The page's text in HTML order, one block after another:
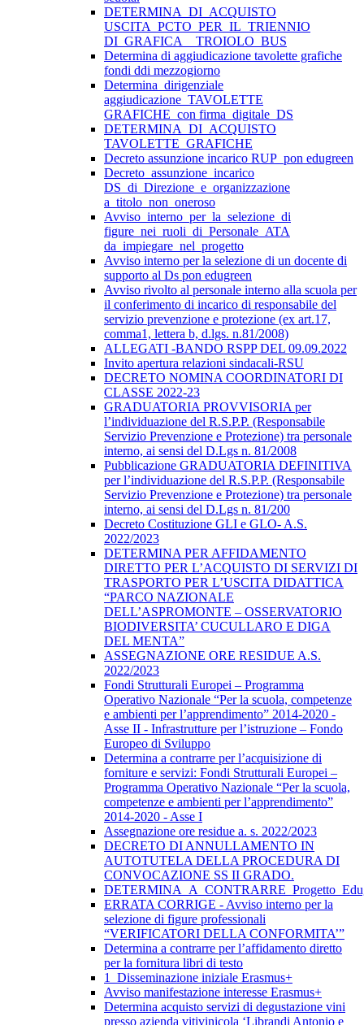
DETERMINA_DI_ACQUISTO
USCITA_PCTO_PER_IL_TRIENNIO
DI_GRAFICA__TROIOLO_BUS
Determina di aggiudicazione tavolette grafiche
fondi ddi mezzogiorno
Determina_dirigenziale
aggiudicazione_TAVOLETTE
GRAFICHE_con firma_digitale_DS
DETERMINA_DI_ACQUISTO
TAVOLETTE_GRAFICHE
Decreto assunzione incarico RUP_pon edugreen
Decreto_assunzione_incarico
DS_di_Direzione_e_organizzazione
a_titolo_non_oneroso
Avviso_interno_per_la_selezione_di
figure_nei_ruoli_di_Personale_ATA
da_impiegare_nel_progetto
Avviso interno per la selezione di un docente di
supporto al Ds pon edugreen
Avviso rivolto al personale interno alla scuola per
il conferimento di incarico di responsabile del
servizio prevenzione e protezione (ex art.17,
comma1, lettera b, d.lgs. n.81/2008)
ALLEGATI -BANDO RSPP DEL 09.09.2022
Invito apertura relazioni sindacali-RSU
DECRETO NOMINA COORDINATORI DI
CLASSE 2022-23
GRADUATORIA PROVVISORIA per
l’individuazione del R.S.P.P. (Responsabile
Servizio Prevenzione e Protezione) tra personale
interno, ai sensi del D.Lgs n. 81/2008
Pubblicazione GRADUATORIA DEFINITIVA
per l’individuazione del R.S.P.P. (Responsabile
Servizio Prevenzione e Protezione) tra personale
interno, ai sensi del D.Lgs n. 81/200
Decreto Costituzione GLI e GLO- A.S.
2022/2023
DETERMINA PER AFFIDAMENTO
DIRETTO PER L’ACQUISTO DI SERVIZI DI
TRASPORTO PER L’USCITA DIDATTICA
“PARCO NAZIONALE
DELL’ASPROMONTE – OSSERVATORIO
BIODIVERSITA’ CUCULLARO E DIGA
DEL MENTA”
ASSEGNAZIONE ORE RESIDUE A.S.
2022/2023
Fondi Strutturali Europei – Programma
Operativo Nazionale “Per la scuola, competenze
e ambienti per l’apprendimento” 2014-2020 -
Asse II - Infrastrutture per l’istruzione – Fondo
Europeo di Sviluppo
Determina a contrarre per l’acquisizione di
forniture e servizi: Fondi Strutturali Europei –
Programma Operativo Nazionale “Per la scuola,
competenze e ambienti per l’apprendimento”
2014-2020 - Asse I
Assegnazione ore residue a. s. 2022/2023
DECRETO DI ANNULLAMENTO IN
AUTOTUTELA DELLA PROCEDURA DI
CONVOCAZIONE SS II GRADO.
ERRATA CORRIGE - Avviso interno per la
selezione di figure professionali
“VERIFICATORI DELLA CONFORMITA’”
Determina a contrarre per l’affidamento diretto
per la fornitura libri di testo
1_Disseminazione iniziale Erasmus+
Avviso manifestazione interesse Erasmus+
Determina acquisto servizi di degustazione vini
presso azienda vitivinicola ‘Librandi Antonio e